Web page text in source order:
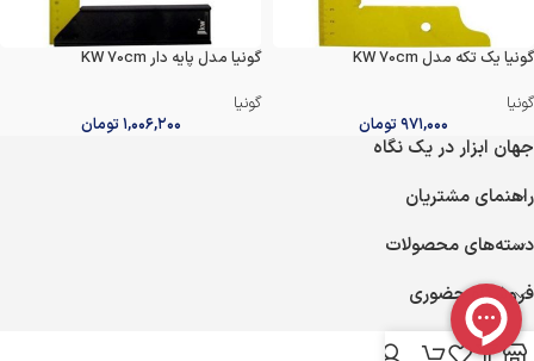
گونیا یک تکه مدل KW 70cm
گونیا
۹۷۱,۰۰۰تومان
گونیا مدل پایه دار KW 70cm
گونیا
۱,۰۰۶,۲۰۰تومان
جهان ابزار در یک نگاه
راهنمای مشتریان
دسته‌های محصولات
فروشگاه حضوری